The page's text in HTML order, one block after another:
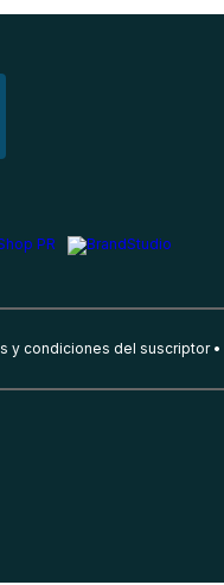
y condiciones del suscriptor